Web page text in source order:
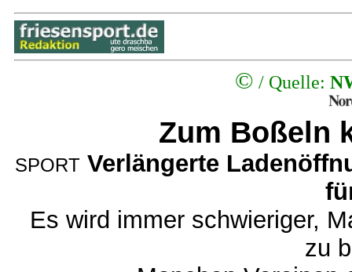
© / Quelle:
Zum Boßeln
SPORT Verlängerte
Es wird immer schwieriger,
zu